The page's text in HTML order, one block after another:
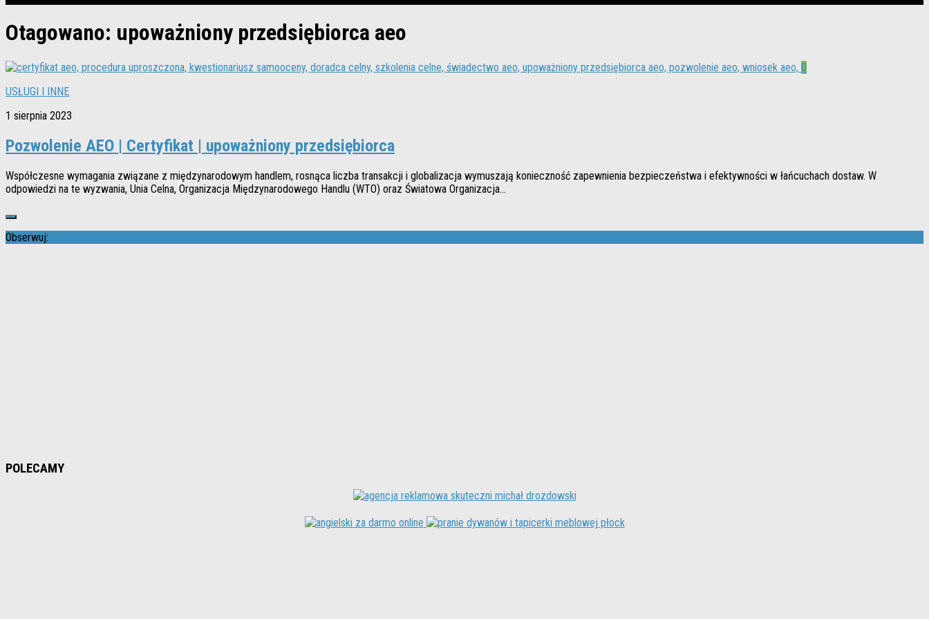
Otagowano: upoważniony przedsiębiorca aeo
0
USŁUGI I INNE
1 sierpnia 2023
Pozwolenie AEO | Certyfikat | upoważniony przedsiębiorca
Współczesne wymagania związane z międzynarodowym handlem, rosnąca liczba transakcji i globalizacja wymuszają konieczność zapewnienia bezpieczeństwa i efektywności w łańcuchach dostaw. W
odpowiedzi na te wyzwania, Unia Celna, Organizacja Międzynarodowego Handlu (WTO) oraz Światowa Organizacja...
Obserwuj:
POLECAMY